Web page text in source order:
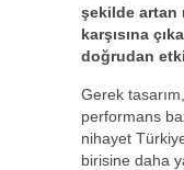
şekilde artan
karşısına
doğrudan
Gerek
performans
nihayet
birisine daha